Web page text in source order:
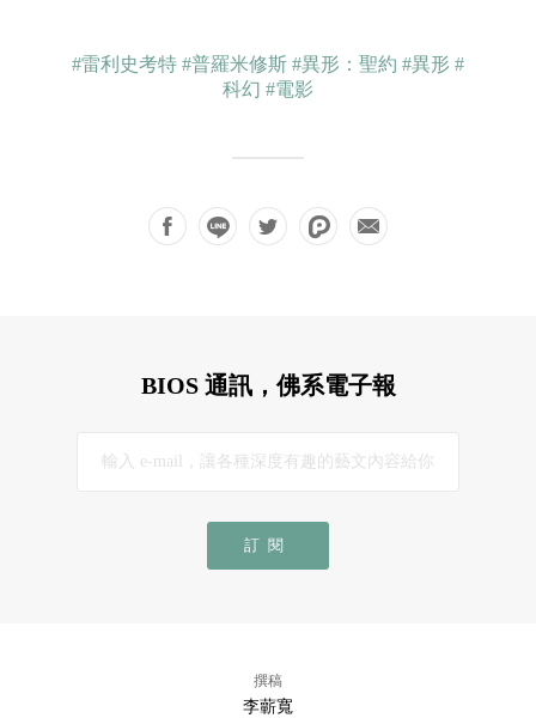
#雷利史考特 #普羅米修斯 #異形：聖約 #異形 #
科幻 #電影
BIOS 通訊，佛系電子報
訂閱
撰稿
李蘄寬